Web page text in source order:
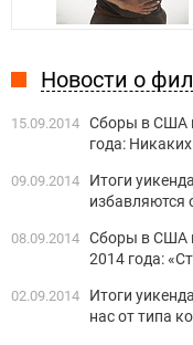
Новости о
15.09.2014 Сборы в США
года:
09.09.2014
Итоги
избавляются
08.09.2014 Сборы в США
2014 года:
02.09.2014
Итоги
нас от типа